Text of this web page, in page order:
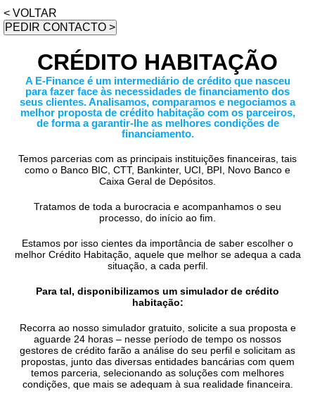
< VOLTAR
CRÉDITO HABITAÇÃO
A E-Finance é um intermediário de crédito que nasceu
para fazer face às necessidades de financiamento dos
seus clientes. Analisamos, comparamos e negociamos a
melhor proposta de crédito habitação com os parceiros,
de forma a garantir-lhe as melhores condições de
financiamento.
Temos parcerias com as principais instituições financeiras, tais
como o Banco BIC, CTT, Bankinter, UCI, BPI, Novo Banco e
Caixa Geral de Depósitos.
Tratamos de toda a burocracia e acompanhamos o seu
processo, do início ao fim.
Estamos por isso cientes da importância de saber escolher o
melhor Crédito Habitação, aquele que melhor se adequa a cada
situação, a cada perfil.
Para tal, disponibilizamos um simulador de crédito
habitação:
Recorra ao nosso simulador gratuito, solicite a sua proposta e
aguarde 24 horas – nesse período de tempo os nossos
gestores de crédito farão a análise do seu perfil e solicitam as
propostas, junto das diversas entidades bancárias com quem
temos parceria, selecionando as soluções com melhores
condições, que mais se adequam à sua realidade financeira.